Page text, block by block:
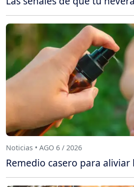
Noticias • AGO 6 / 2026
Remedio casero para aliviar